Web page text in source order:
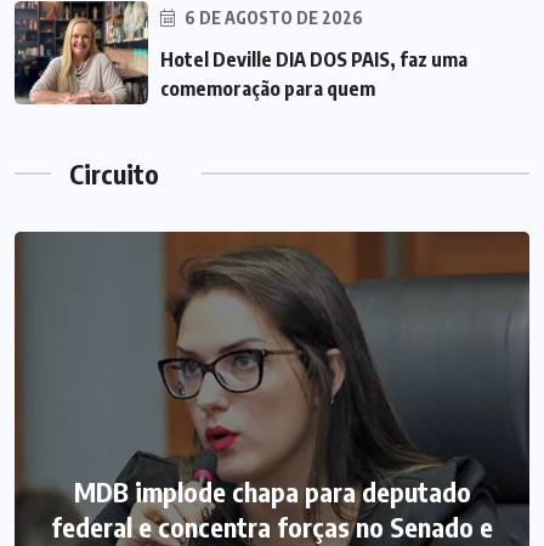
6 DE AGOSTO DE 2026
Hotel Deville DIA DOS PAIS, faz uma
comemoração para quem
Circuito
MDB implode chapa para deputado
federal e concentra forças no Senado e